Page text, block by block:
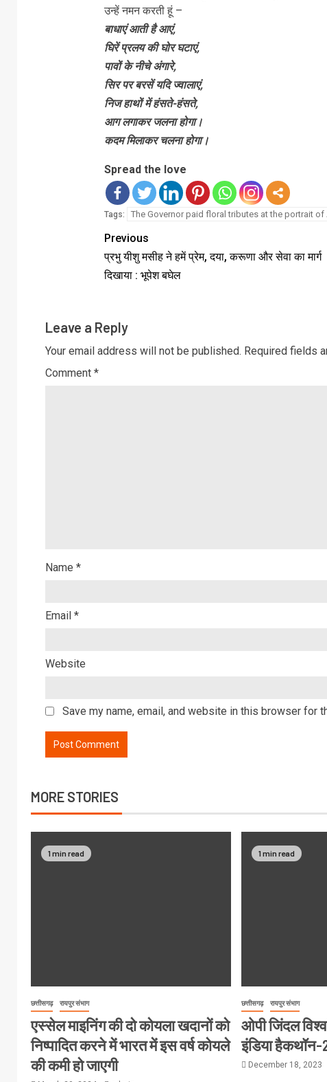
उन्हें नमन करती हूं –
बाधाएं आती है आएं,
घिरें प्रलय की घोर घटाएं,
पावों के नीचे अंगारे,
सिर पर बरसें यदि ज्वालाएं,
निज हाथों में हंसते-हंसते,
आग लगाकर जलना होगा।
कदम मिलाकर चलना होगा।
Spread the love
Tags: The Governor paid floral tributes at the portrait
Previous
प्रभु यीशु मसीह ने हमें प्रेम, दया, करूणा और सेवा का मार्ग
दिखाया : भूपेश बघेल
Leave a Reply
Your email address will not be published. Required fields
Comment *
Name *
Email *
Website
Save my name, email, and website in this browser for
MORE STORIES
1 min read
छत्तीसगढ़ रायपुर संभाग
एस्सेल माइनिंग की दो कोयला खदानों को
निष्पादित करने में भारत में इस वर्ष कोयले
की कमी हो जाएगी
1 min read
छत्तीसगढ़ रायपुर संभाग
ओपी जिंदल
इंडिया हैकथॉन-
December 18, 2023